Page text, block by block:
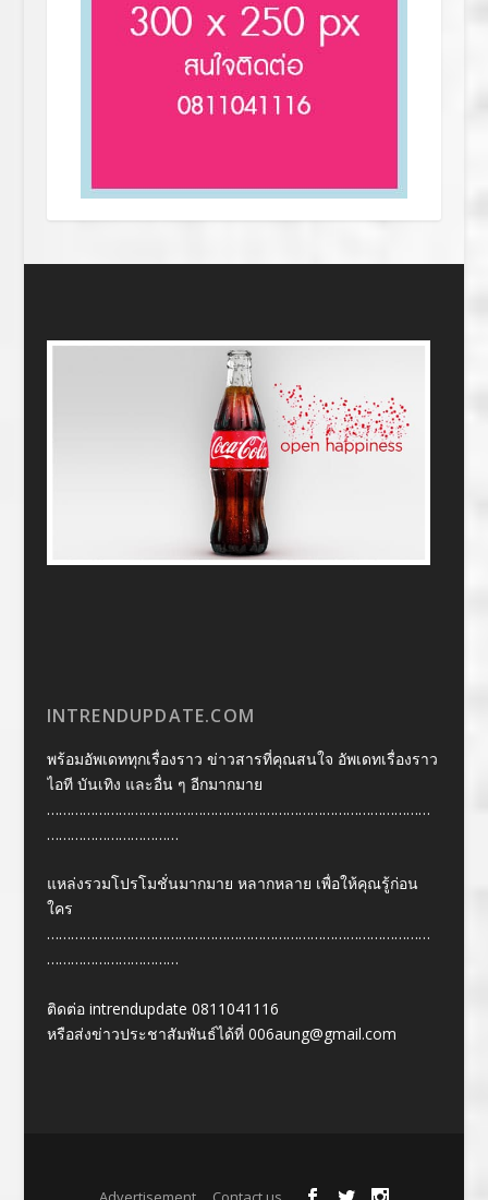
INTRENDUPDATE.COM
พร้อมอัพเดททุกเรื่องราว ข่าวสารที่คุณสนใจ อัพเดทเรื่องราว
ไอที บันเทิง และอื่น ๆ อีกมากมาย
……………………………………………………………………………………
……………………………
แหล่งรวมโปรโมชั่นมากมาย หลากหลาย เพื่อให้คุณรู้ก่อน
ใคร
……………………………………………………………………………………
……………………………
ติดต่อ intrendupdate 0811041116
หรือส่งข่าวประชาสัมพันธ์ได้ที่ 006aung@gmail.com